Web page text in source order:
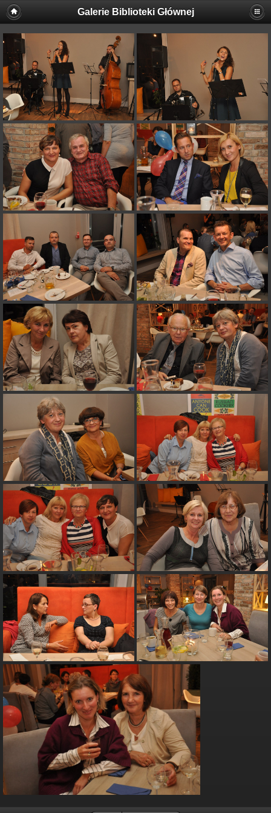
Galerie Biblioteki Głównej